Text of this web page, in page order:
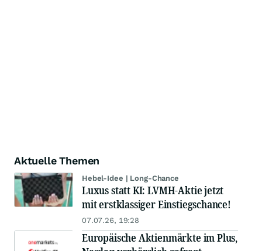
Aktuelle Themen
Hebel-Idee | Long-Chance
Luxus statt KI: LVMH-Aktie jetzt
mit erstklassiger Einstiegschance!
07.07.26, 19:28
Europäische Aktienmärkte im Plus,